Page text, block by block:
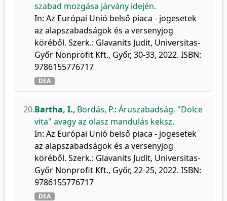
szabad mozgása járvány idején.
In: Az Európai Unió belső piaca - jogesetek
az alapszabadságok és a versenyjog
köréből. Szerk.: Glavanits Judit, Universitas-
Győr Nonprofit Kft., Győr, 30-33, 2022. ISBN:
9786155776717
DEA
20.Bartha, I., Bordás, P.: Áruszabadság. "Dolce
vita" avagy az olasz mandulás keksz.
In: Az Európai Unió belső piaca - jogesetek
az alapszabadságok és a versenyjog
köréből. Szerk.: Glavanits Judit, Universitas-
Győr Nonprofit Kft., Győr, 22-25, 2022. ISBN:
9786155776717
DEA